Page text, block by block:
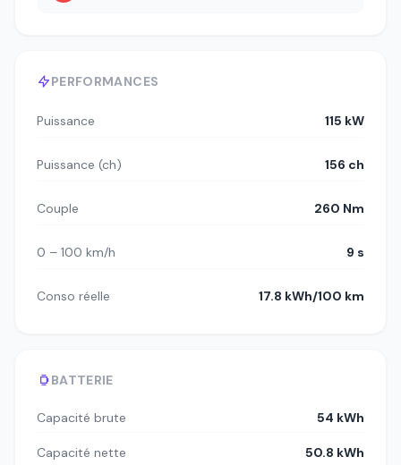
PERFORMANCES
Puissance 115 kW
Puissance (ch) 156 ch
Couple 260 Nm
0 – 100 km/h 9 s
Conso réelle 17.8 kWh/100 km
BATTERIE
Capacité brute 54 kWh
Capacité nette 50.8 kWh